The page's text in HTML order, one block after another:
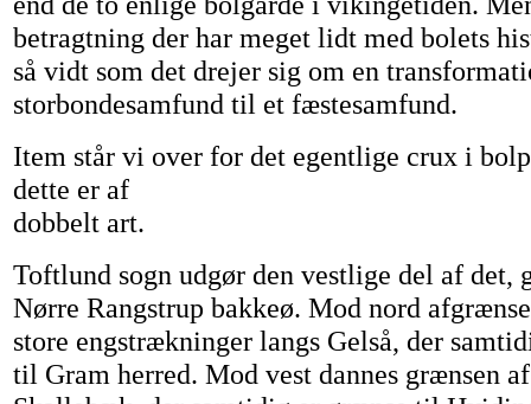
betragtning der har meget lidt med bolets
så vidt som det drejer sig om en
storbondesamfund til et fæstesamfund.
Item står vi over for det egentlige crux i
dette er af
dobbelt art.
Toftlund sogn udgør den vestlige del af det,
Nørre Rangstrup bakkeø. Mod nord
store engstrækninger langs Gelså, der
til Gram herred. Mod vest dannes grænsen